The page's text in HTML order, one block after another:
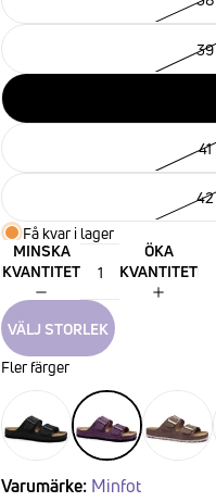
39
41
42
Få kvar i lager
MINSKA
KVANTITET
ÖKA
KVANTITET
VÄLJ STORLEK
Fler färger
Varumärke: Minfot